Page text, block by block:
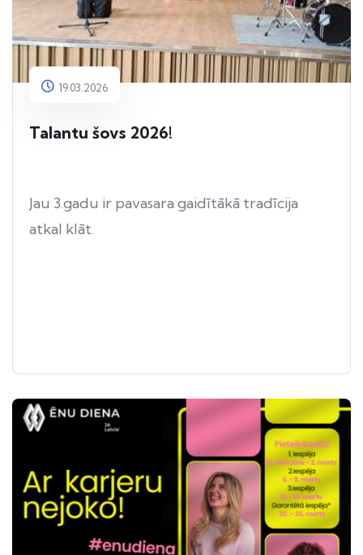
19.03.2026
Talantu šovs 2026!
Jau 3.gadu ir pavasara gaidītākā tradīcija
atkal klāt.